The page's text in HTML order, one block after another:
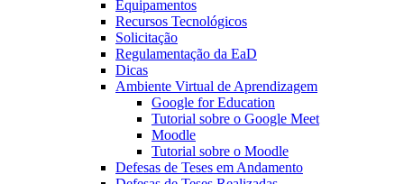
Equipamentos
Recursos Tecnológicos
Solicitação
Regulamentação da EaD
Dicas
Ambiente Virtual de Aprendizagem
Google for Education
Tutorial sobre o Google Meet
Moodle
Tutorial sobre o Moodle
Defesas de Teses em Andamento